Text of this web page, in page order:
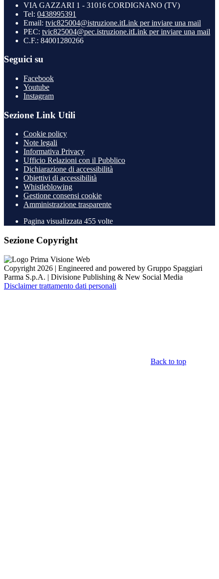
VIA GAZZARI 1 - 31016 CORDIGNANO (TV)
Tel: 0438995391
Email: tvic825004@istruzione.itLink per inviare una mail
PEC: tvic825004@pec.istruzione.itLink per inviare una mail
C.F.: 84001280266
Seguici su
Facebook
Youtube
Instagram
Sezione Link Utili
Cookie policy
Note legali
Informativa Privacy
Ufficio Relazioni con il Pubblico
Dichiarazione di accessibilità
Obiettivi di accessibilità
Whistleblowing
Gestione consensi cookie
Amministrazione trasparente
Pagina visualizzata 455 volte
Sezione Copyright
Copyright 2026 | Engineered and powered by Gruppo Spaggiari
Parma S.p.A. | Divisione Publishing & New Social Media
Disclaimer trattamento dati personali
Back to top